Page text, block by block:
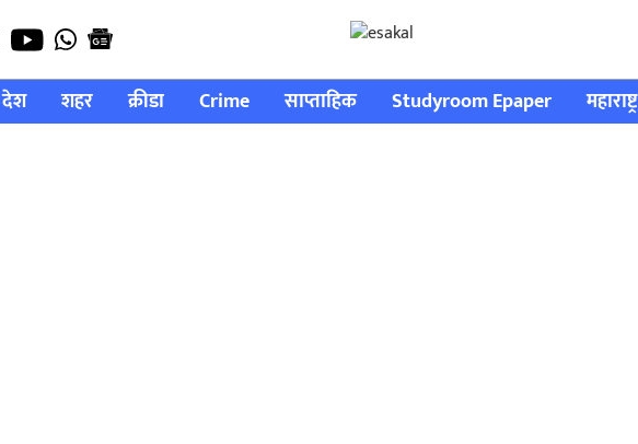
देश शहर क्रीडा Crime साप्ताहिक Studyroom Epaper महाराष्ट्र